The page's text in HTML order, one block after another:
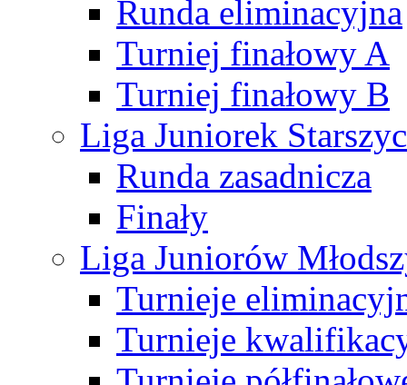
Runda eliminacyjna
Turniej finałowy A
Turniej finałowy B
Liga Juniorek
Runda zasadnicza
Finały
Liga Juniorów
Turnieje
Turnieje